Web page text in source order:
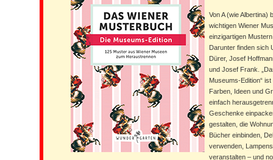
Von A (wie Albertina)
wichtigen Wiener
einzigartigen
Darunter finden sich
Dürer, Josef
und Josef Frank.
Museums-Edition“
Farben, Ideen und
einfach
Geschenke
gestalten, die
Bücher einbinden,
verwenden,
veranstalten – und